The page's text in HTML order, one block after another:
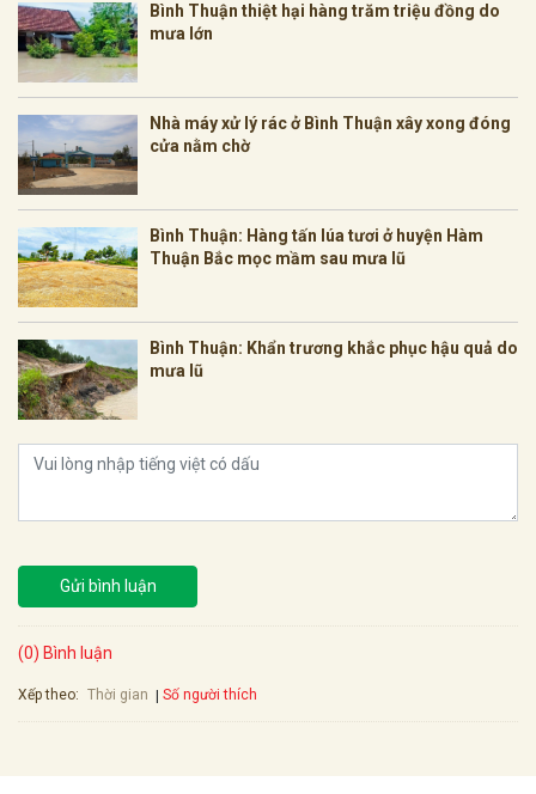
Bình Thuận thiệt hại hàng trăm triệu đồng do
mưa lớn
Nhà máy xử lý rác ở Bình Thuận xây xong đóng
cửa nằm chờ
Bình Thuận: Hàng tấn lúa tươi ở huyện Hàm
Thuận Bắc mọc mầm sau mưa lũ
Bình Thuận: Khẩn trương khắc phục hậu quả do
mưa lũ
Gửi bình luận
(0) Bình luận
Xếp theo: Thời gian Số người thích